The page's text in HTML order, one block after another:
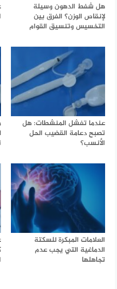
هل شفط الدهون وسيلة
لإنقاص الوزن؟ الفرق بين
التخسيس وتنسيق القوام
عندما تفشل المنشطات: هل
تصبح دعامة القضيب الحل
الأنسب؟
العلامات المبكرة للسكتة
الدماغية التي يجب عدم
تجاهلها